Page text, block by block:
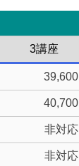
3講座
39,600
40,700
非対応
非対応